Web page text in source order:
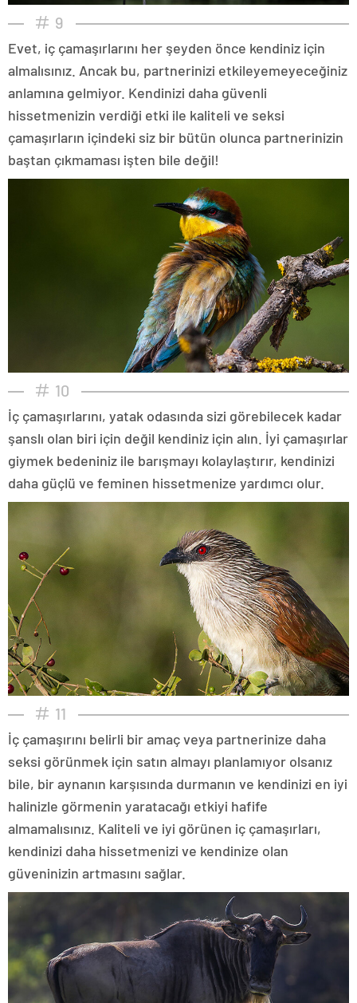
9
Evet, iç çamaşırlarını her şeyden önce kendiniz için
almalısınız. Ancak bu, partnerinizi etkileyemeyeceğiniz
anlamına gelmiyor. Kendinizi daha güvenli
hissetmenizin verdiği etki ile kaliteli ve seksi
çamaşırların içindeki siz bir bütün olunca partnerinizin
baştan çıkmaması işten bile değil!
10
İç çamaşırlarını, yatak odasında sizi görebilecek kadar
şanslı olan biri için değil kendiniz için alın. İyi çamaşırlar
giymek bedeniniz ile barışmayı kolaylaştırır, kendinizi
daha güçlü ve feminen hissetmenize yardımcı olur.
11
İç çamaşırını belirli bir amaç veya partnerinize daha
seksi görünmek için satın almayı planlamıyor olsanız
bile, bir aynanın karşısında durmanın ve kendinizi en iyi
halinizle görmenin yaratacağı etkiyi hafife
almamalısınız. Kaliteli ve iyi görünen iç çamaşırları,
kendinizi daha hissetmenizi ve kendinize olan
güveninizin artmasını sağlar.